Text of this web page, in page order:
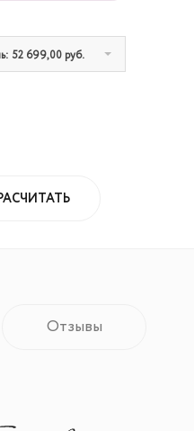
52 699,00 руб.
Отзывы